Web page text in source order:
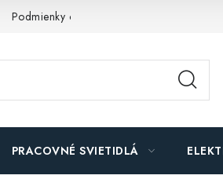
Podmienky ochrany osobných údajov
PRACOVNÉ SVIETIDLÁ